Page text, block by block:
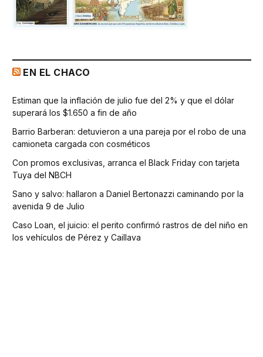
EN EL CHACO
Estiman que la inflación de julio fue del 2% y que el dólar
superará los $1.650 a fin de año
Barrio Barberan: detuvieron a una pareja por el robo de una
camioneta cargada con cosméticos
Con promos exclusivas, arranca el Black Friday con tarjeta
Tuya del NBCH
Sano y salvo: hallaron a Daniel Bertonazzi caminando por la
avenida 9 de Julio
Caso Loan, el juicio: el perito confirmó rastros de del niño en
los vehículos de Pérez y Caillava